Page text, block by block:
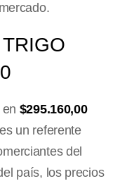
$295.160,00
un referente
del
país, los precios